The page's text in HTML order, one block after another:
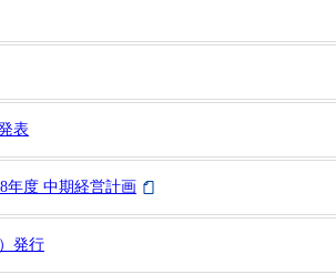
表
年度 中期経営計画
発行